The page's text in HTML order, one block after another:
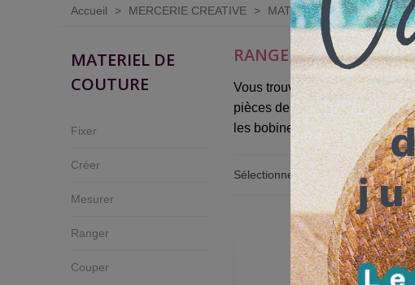
Accueil > MERCERIE CREATIVE > MATERIEL DE COUTURE >
MATERIEL DE
COUTURE
Fixer
Créer
Mesurer
Ranger
Couper
RANGER
Vous trouverez ici toutes
pièces de votre atelier, telles
les bobines et leur canettes
Sélectionner